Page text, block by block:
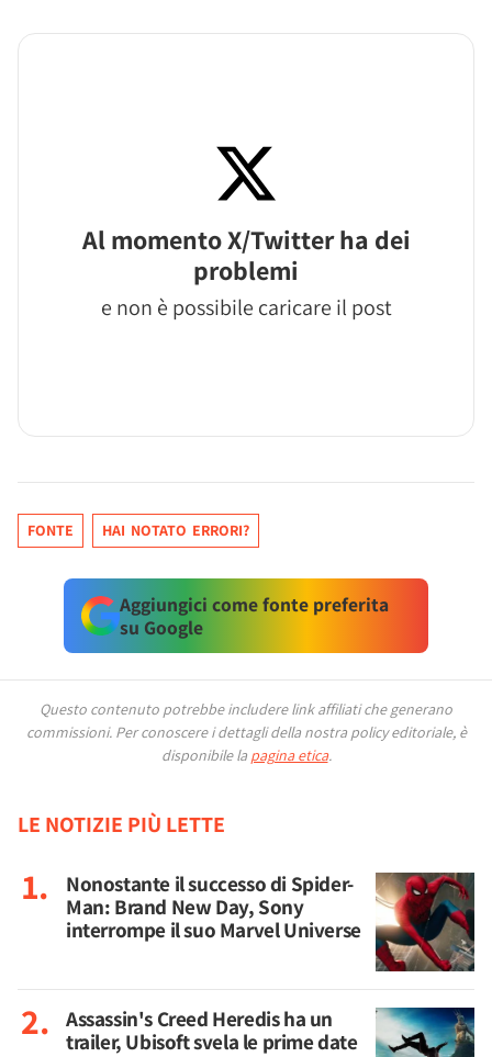
Al momento X/Twitter ha dei
problemi
e non è possibile caricare il post
FONTE HAI NOTATO ERRORI?
Aggiungici come fonte preferita
su Google
Questo contenuto potrebbe includere link affiliati che generano
commissioni. Per conoscere i dettagli della nostra policy editoriale, è
disponibile la pagina etica.
LE NOTIZIE PIÙ LETTE
Nonostante il successo di Spider-
Man: Brand New Day, Sony
interrompe il suo Marvel Universe
Assassin's Creed Heredis ha un
trailer, Ubisoft svela le prime date